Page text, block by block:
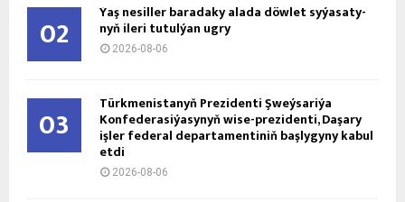
02 Ýaş ne­sil­ler ba­ra­da­ky ala­da döw­let sy­ýa­sa­ty­
nyň ile­ri tu­tul­ýan ug­ry
2026-08-06
03 Türkmenistanyň Prezidenti Şweýsariýa
Konfederasiýasynyň wise-prezidenti, Daşary
işler federal departamentiniň başlygyny kabul
etdi
2026-08-06